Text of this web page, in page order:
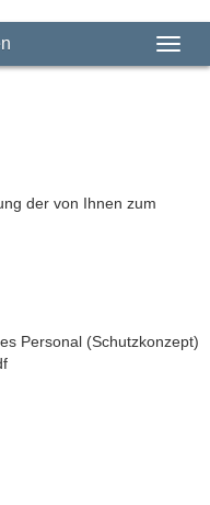
der von Ihnen zum
Personal (Schutzkonzept)